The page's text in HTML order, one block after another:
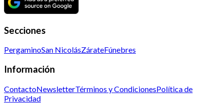
Secciones
PergaminoSan NicolásZárateFúnebres
Información
ContactoNewsletterTérminos y CondicionesPolítica de
Privacidad